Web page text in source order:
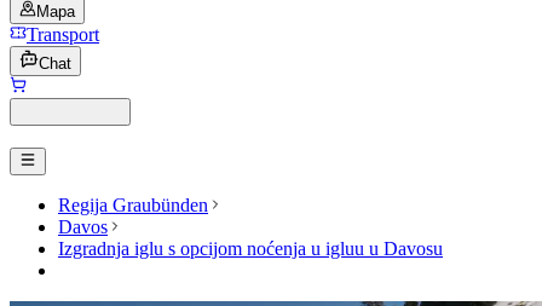
Mapa
Transport
Chat
Regija Graubünden
Davos
Izgradnja iglu s opcijom noćenja u igluu u Davosu